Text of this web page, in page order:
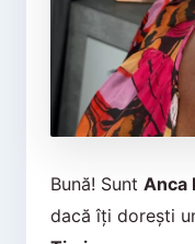
Bună! Sunt Anca
dacă îți dorești